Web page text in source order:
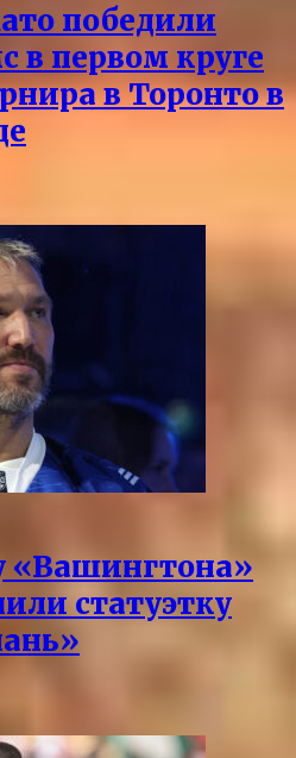
победили
в первом круге
в Торонто в
статуэтку